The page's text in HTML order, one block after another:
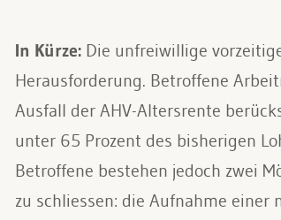
In Kürze:Die unfreiwillige
Herausforderung. Betroffene
Ausfall der AHV-Altersrente
unter 65 Prozent des bisherigen
Betroffene bestehen jedoch zwei
zu schliessen: die Aufnahme